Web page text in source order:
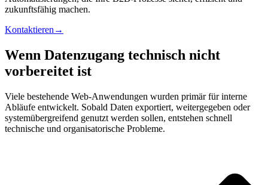
zukunftsfähig machen.
Kontaktieren→
Wenn Datenzugang technisch nicht
vorbereitet ist
Viele bestehende Web-Anwendungen wurden primär für interne
Abläufe entwickelt. Sobald Daten exportiert, weitergegeben oder
systemübergreifend genutzt werden sollen, entstehen schnell
technische und organisatorische Probleme.